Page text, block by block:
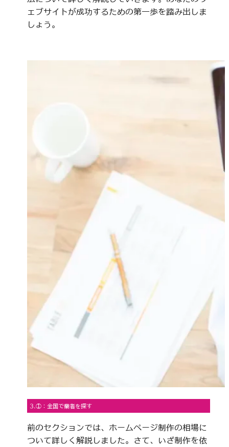
ェブサイトが成功するための第一歩を踏み出しま
しょう。
3.①：全国で業者を探す
前のセクションでは、ホームページ制作の相場に
ついて詳しく解説しました。さて、いざ制作を依